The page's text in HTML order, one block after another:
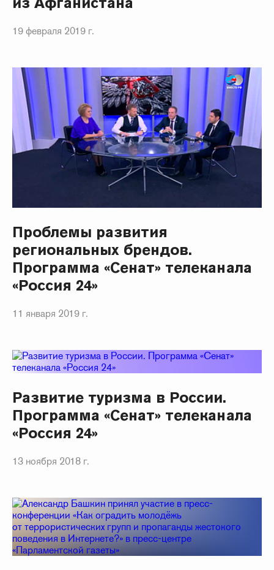
19 февраля 2019 г.
Проблемы развития
региональных брендов.
Программа «Сенат» телеканала
«Россия 24»
11 января 2019 г.
Развитие туризма в России.
Программа «Сенат» телеканала
«Россия 24»
13 ноября 2018 г.